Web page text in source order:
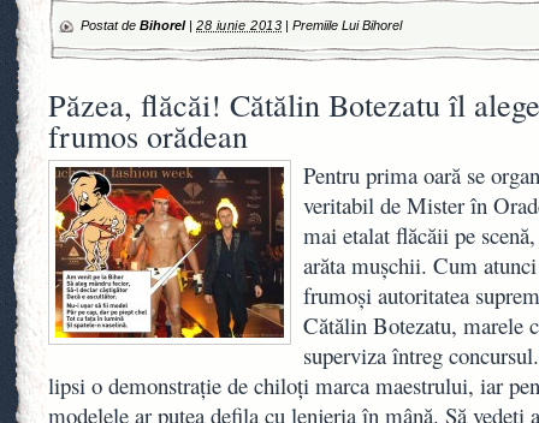
Postat de Bihorel| 28 iunie 2013 |Premiile Lui Bihorel
Păzea, flăcăi! Cătălin Botezatu îl
frumos orădean
Pentru prima oară se
veritabil de Mister în
mai etalat flăcăii pe
arăta muşchii. Cum
frumoşi autoritatea
Cătălin Botezatu, marele
superviza întreg
lipsi o demonstraţie de chiloţi marca maestrului, iar
modelele ar putea defila cu lenjeria în mână. Să